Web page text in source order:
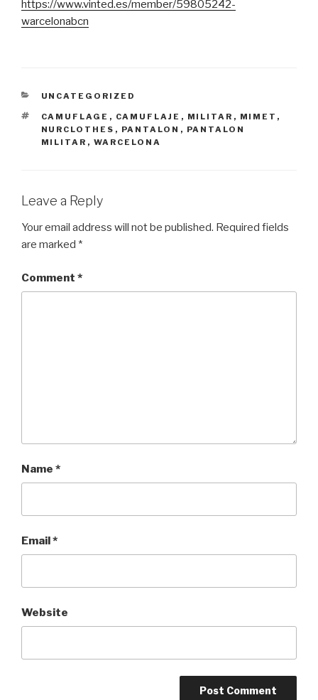
https://www.vinted.es/member/59805242-
warcelonabcn
CATEGORIES
UNCATEGORIZED
TAGS
CAMUFLAGE , CAMUFLAJE , MILITAR , MIMET ,
NURCLOTHES , PANTALON , PANTALON
MILITAR , WARCELONA
Leave a Reply
Your email address will not be published. Required fields
are marked *
Comment *
Name *
Email*
Website